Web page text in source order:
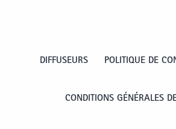
DIFFUSEURS POLITIQUE DE
CONDITIONS GÉNÉRALES